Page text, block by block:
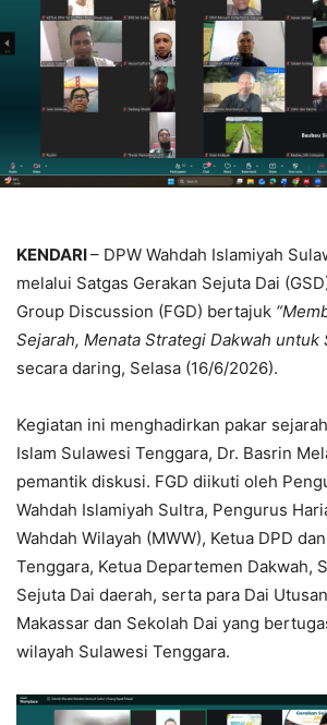
KENDARI– DPW Wahdah Islamiyah
melalui Satgas Gerakan Sejuta Dai
Group Discussion (FGD) bertajuk
Sejarah, Menata Strategi Dakwah untuk
secara daring, Selasa (16/6/2026).
Kegiatan ini menghadirkan pakar
Islam Sulawesi Tenggara, Dr. Basrin
pemantik diskusi. FGD diikuti oleh
Wahdah Islamiyah Sultra, Pengurus
Wahdah Wilayah (MWW), Ketua DPD
Tenggara, Ketua Departemen Dakwah,
Sejuta Dai daerah, serta para Dai
Makassar dan Sekolah Dai yang
wilayah Sulawesi Tenggara.